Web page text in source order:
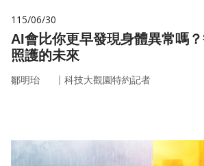
115/06/30
AI會比你更早發現身體異常嗎
照護的未來
鄒明珆 ｜ 科技大觀園特約記者